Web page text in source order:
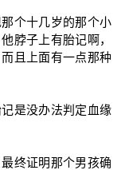
个十几岁的那个小
脖子上有胎记啊，
且上面有一点那种
是没办法判定血缘
终证明那个男孩确